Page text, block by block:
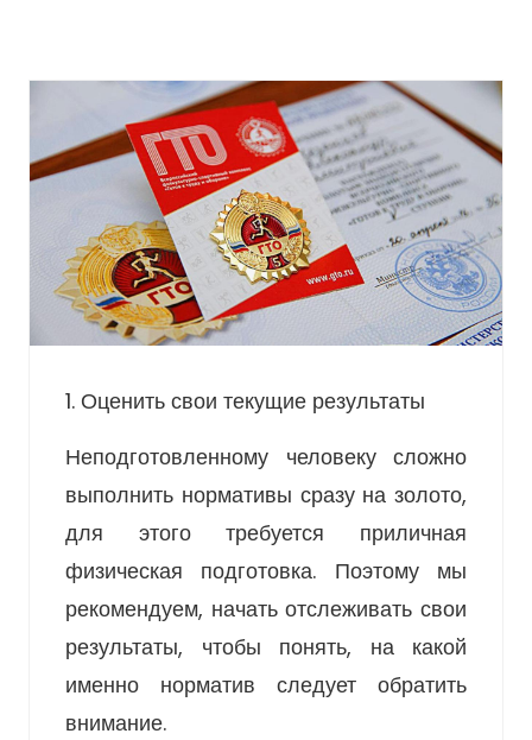
1. Оценить свои текущие результаты
Неподготовленному человеку сложно
выполнить нормативы сразу на золото,
для этого требуется приличная
физическая подготовка. Поэтому мы
рекомендуем, начать отслеживать свои
результаты, чтобы понять, на какой
именно норматив следует обратить
внимание.